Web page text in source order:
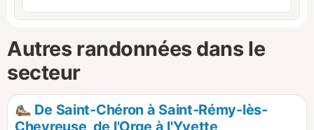
Autres randonnées dans le
secteur
De Saint-Chéron à Saint-Rémy-lès-
Chevreuse, de l'Orge à l'Yvette